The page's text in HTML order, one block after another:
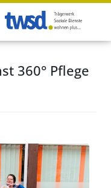
360° Pflege